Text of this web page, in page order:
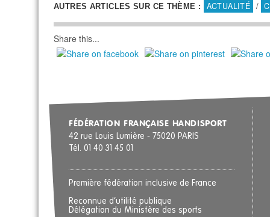
AUTRES ARTICLES SUR CE THÈME : ACTUALITÉ /
Share this...
FÉDÉRATION FRANÇAISE HANDISPORT
42 rue Louis Lumière - 75020 PARIS
Tél. 01 40 31 45 01
Première fédération inclusive de France
Reconnue d’utilité publique
Délégation du Ministère des sports